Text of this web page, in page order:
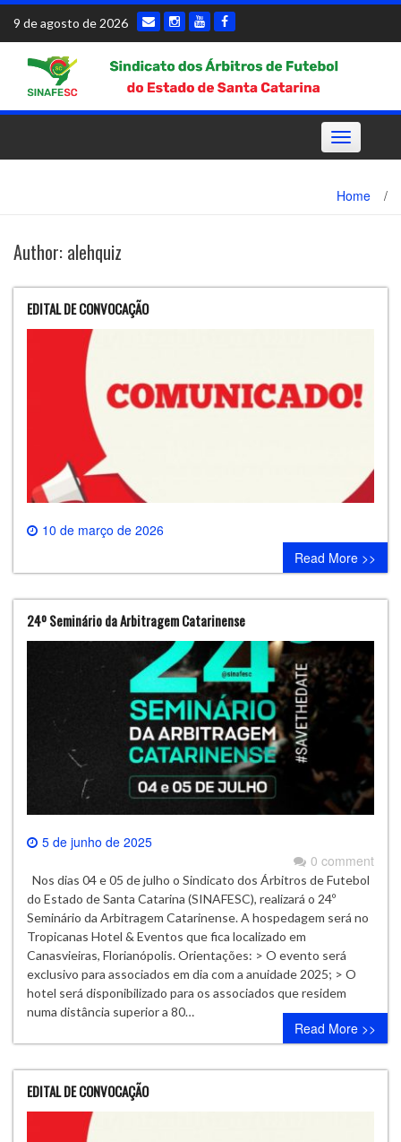
Skip
content
9 de agosto de 2026
Toggle
navigation
Home /
Author: alehquiz
EDITAL DE CONVOCAÇÃO
10 de março de 2026
0 comment
Read More >>
24º Seminário da Arbitragem Catarinense
5 de junho de 2025
0 comment
Nos dias 04 e 05 de julho o Sindicato dos Árbitros de Futebol
do Estado de Santa Catarina (SINAFESC), realizará o 24º
Seminário da Arbitragem Catarinense. A hospedagem será no
Tropicanas Hotel & Eventos que fica localizado em
Canasvieiras, Florianópolis. Orientações: > O evento será
exclusivo para associados em dia com a anuidade 2025; > O
hotel será disponibilizado para os associados que residem
numa distância superior a 80…
Read More >>
EDITAL DE CONVOCAÇÃO